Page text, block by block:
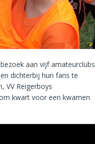
aan vijf amateurclubs
dichterbij hun fans te
VV Reigerboys
kwart voor een kwamen